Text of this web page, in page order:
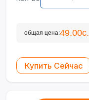
общая цена:49.00с.
Купить Сейчас